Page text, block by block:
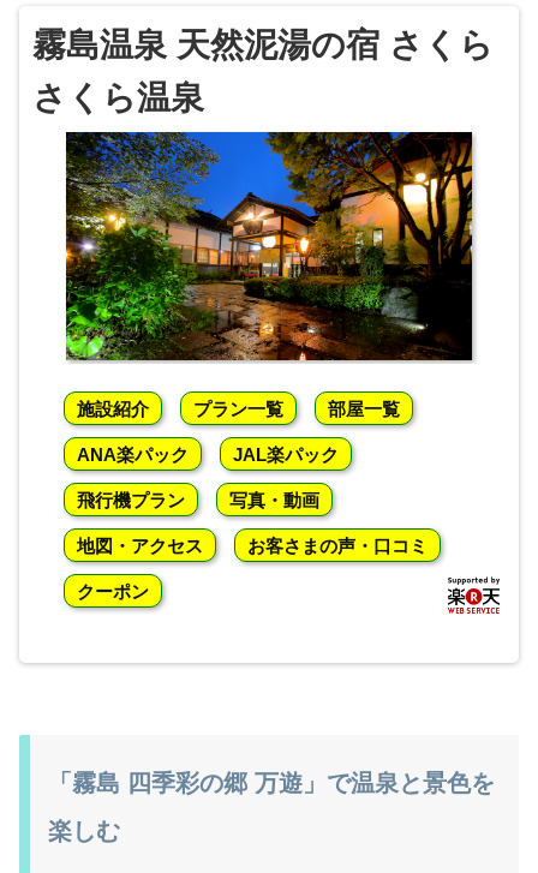
霧島温泉 天然泥湯の宿 さくら
さくら温泉
施設紹介 プラン一覧 部屋一覧
ANA楽パック JAL楽パック
飛行機プラン 写真・動画
地図・アクセス お客さまの声・口コミ
クーポン
「霧島 四季彩の郷 万遊」で温泉と景色を
楽しむ